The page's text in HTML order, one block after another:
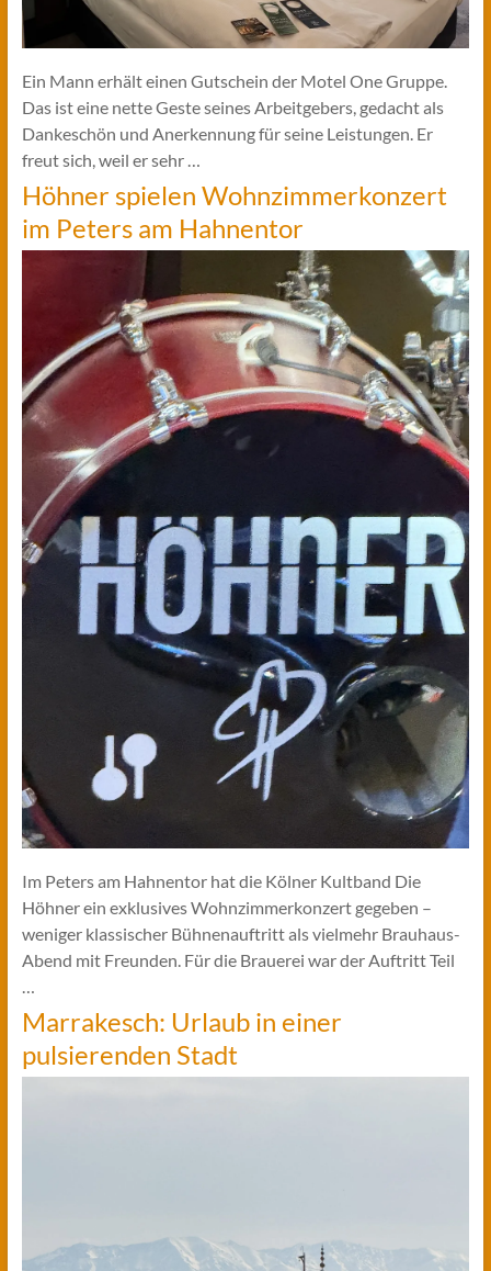
Ein Mann erhält einen Gutschein der Motel One Gruppe.
Das ist eine nette Geste seines Arbeitgebers, gedacht als
Dankeschön und Anerkennung für seine Leistungen. Er
freut sich, weil er sehr …
Höhner spielen Wohnzimmerkonzert
im Peters am Hahnentor
Im Peters am Hahnentor hat die Kölner Kultband Die
Höhner ein exklusives Wohnzimmerkonzert gegeben –
weniger klassischer Bühnenauftritt als vielmehr Brauhaus-
Abend mit Freunden. Für die Brauerei war der Auftritt Teil
…
Marrakesch: Urlaub in einer
pulsierenden Stadt